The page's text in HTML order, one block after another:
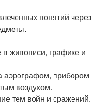
понятий через
живописи, графике и
аэрографом, прибором
воздухом.
тем войн и сражений.